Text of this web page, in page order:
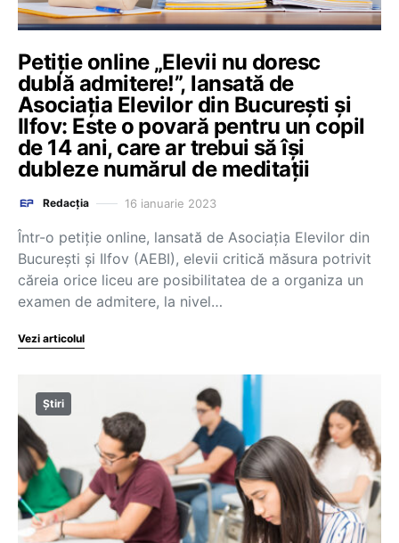
Petiție online „Elevii nu doresc
dublă admitere!”, lansată de
Asociația Elevilor din București și
Ilfov: Este o povară pentru un copil
de 14 ani, care ar trebui să își
dubleze numărul de meditații
Redacția 16 ianuarie 2023
Într-o petiție online, lansată de Asociația Elevilor din
București și Ilfov (AEBI), elevii critică măsura potrivit
căreia orice liceu are posibilitatea de a organiza un
examen de admitere, la nivel…
Vezi articolul
Știri